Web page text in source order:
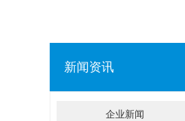
新闻资讯
企业新闻